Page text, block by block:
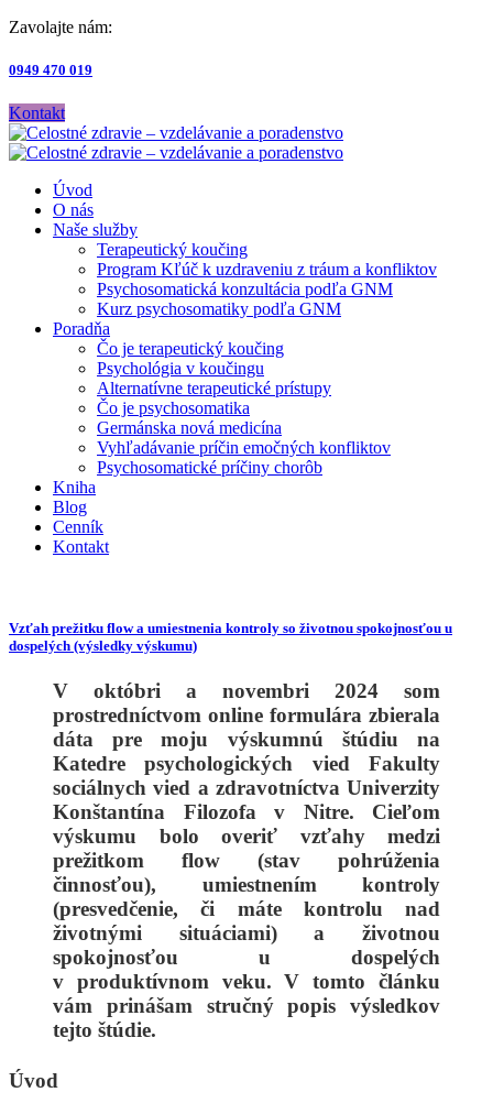
Zavolajte nám:
0949 470 019
Kontakt
Úvod
O nás
Naše služby
Terapeutický koučing
Program Kľúč k uzdraveniu z tráum a konfliktov
Psychosomatická konzultácia podľa GNM
Kurz psychosomatiky podľa GNM
Poradňa
Čo je terapeutický koučing
Psychológia v koučingu
Alternatívne terapeutické prístupy
Čo je psychosomatika
Germánska nová medicína
Vyhľadávanie príčin emočných konfliktov
Psychosomatické príčiny chorôb
Kniha
Blog
Cenník
Kontakt
Vzťah prežitku flow a umiestnenia kontroly so životnou spokojnosťou u
dospelých (výsledky výskumu)
V októbri a novembri 2024 som
prostredníctvom online formulára zbierala
dáta pre moju výskumnú štúdiu na
Katedre psychologických vied Fakulty
sociálnych vied a zdravotníctva Univerzity
Konštantína Filozofa v Nitre. Cieľom
výskumu bolo overiť vzťahy medzi
prežitkom flow (stav pohrúženia
činnosťou), umiestnením kontroly
(presvedčenie, či máte kontrolu nad
životnými situáciami) a životnou
spokojnosťou u dospelých
v produktívnom veku. V tomto článku
vám prinášam stručný popis výsledkov
tejto štúdie.
Úvod